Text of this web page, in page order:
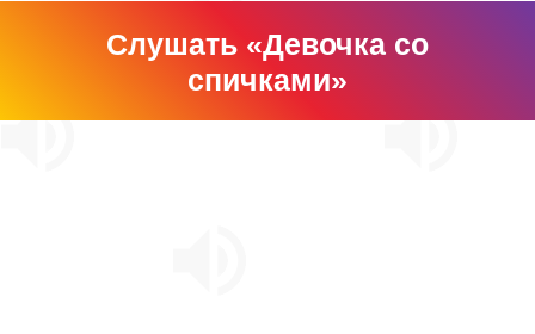
Слушать «Девочка со
спичками»